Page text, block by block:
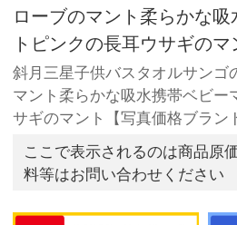
ローブのマント柔らかな
トピンクの長耳ウサギのマ
斜月三星子供バスタオルサンゴ
マント柔らかな吸水携帯ベビー
サギのマント【写真価格ブラン
ここで表示されるのは商品原
料等はお問い合わせください